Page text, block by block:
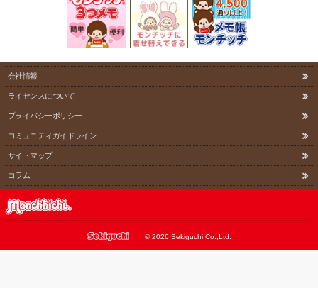
会社情報
ライセンスについて
プライバシーポリシー
コミュニティガイドライン
サイトマップ
コラム
©2026 Sekiguchi Co.,Ltd.